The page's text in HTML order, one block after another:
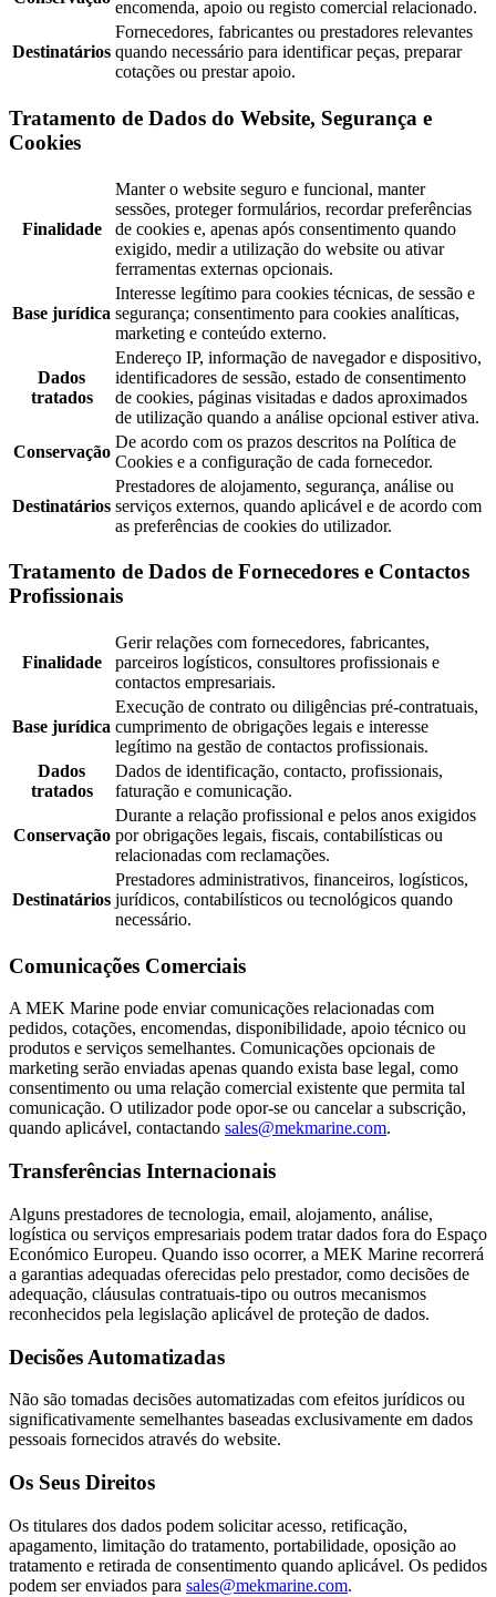
encomenda, apoio ou registo comercial relacionado.
Destinatários
Fornecedores, fabricantes ou prestadores relevantes
quando necessário para identificar peças, preparar
cotações ou prestar apoio.
Tratamento de Dados do Website, Segurança e
Cookies
Finalidade
Manter o website seguro e funcional, manter
sessões, proteger formulários, recordar preferências
de cookies e, apenas após consentimento quando
exigido, medir a utilização do website ou ativar
ferramentas externas opcionais.
Base jurídica
Interesse legítimo para cookies técnicas, de sessão e
segurança; consentimento para cookies analíticas,
marketing e conteúdo externo.
Dados
tratados
Endereço IP, informação de navegador e dispositivo,
identificadores de sessão, estado de consentimento
de cookies, páginas visitadas e dados aproximados
de utilização quando a análise opcional estiver ativa.
Conservação
De acordo com os prazos descritos na Política de
Cookies e a configuração de cada fornecedor.
Destinatários
Prestadores de alojamento, segurança, análise ou
serviços externos, quando aplicável e de acordo com
as preferências de cookies do utilizador.
Tratamento de Dados de Fornecedores e Contactos
Profissionais
Finalidade
Gerir relações com fornecedores, fabricantes,
parceiros logísticos, consultores profissionais e
contactos empresariais.
Base jurídica
Execução de contrato ou diligências pré-contratuais,
cumprimento de obrigações legais e interesse
legítimo na gestão de contactos profissionais.
Dados
tratados
Dados de identificação, contacto, profissionais,
faturação e comunicação.
Conservação
Durante a relação profissional e pelos anos exigidos
por obrigações legais, fiscais, contabilísticas ou
relacionadas com reclamações.
Destinatários
Prestadores administrativos, financeiros, logísticos,
jurídicos, contabilísticos ou tecnológicos quando
necessário.
Comunicações Comerciais
A MEK Marine pode enviar comunicações relacionadas com
pedidos, cotações, encomendas, disponibilidade, apoio técnico ou
produtos e serviços semelhantes. Comunicações opcionais de
marketing serão enviadas apenas quando exista base legal, como
consentimento ou uma relação comercial existente que permita tal
comunicação. O utilizador pode opor-se ou cancelar a subscrição,
quando aplicável, contactando sales@mekmarine.com.
Transferências Internacionais
Alguns prestadores de tecnologia, email, alojamento, análise,
logística ou serviços empresariais podem tratar dados fora do Espaço
Económico Europeu. Quando isso ocorrer, a MEK Marine recorrerá
a garantias adequadas oferecidas pelo prestador, como decisões de
adequação, cláusulas contratuais-tipo ou outros mecanismos
reconhecidos pela legislação aplicável de proteção de dados.
Decisões Automatizadas
Não são tomadas decisões automatizadas com efeitos jurídicos ou
significativamente semelhantes baseadas exclusivamente em dados
pessoais fornecidos através do website.
Os Seus Direitos
Os titulares dos dados podem solicitar acesso, retificação,
apagamento, limitação do tratamento, portabilidade, oposição ao
tratamento e retirada de consentimento quando aplicável. Os pedidos
podem ser enviados para sales@mekmarine.com.